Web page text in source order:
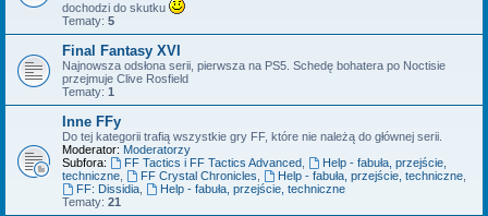
dochodzi do skutku
Tematy: 5
Final Fantasy XVI
Najnowsza odsłona serii, pierwsza na PS5. Schedę bohatera po Noctisie
przejmuje Clive Rosfield
Tematy: 1
Inne FFy
Do tej kategorii trafią wszystkie gry FF, które nie należą do głównej serii.
Moderator: Moderatorzy
Subfora:
FF Tactics i FF Tactics Advanced,
Help - fabuła, przejście,
techniczne
FF Crystal Chronicles Help - fabuła, przejście, techniczne,
FF: Dissidia,
Help - fabuła, przejście, techniczne
Tematy: 21